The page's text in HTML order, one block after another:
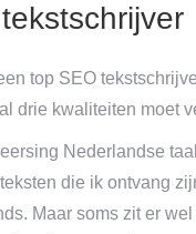
top SEO
drie kwaliteiten moet
Nederlandse taal
die ik ontvang
Maar soms zit er